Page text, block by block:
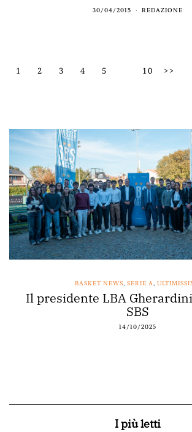
30/04/2015 REDAZIONE
1 2 3 4 5 10 >>
BASKET NEWS,SERIE A, ULTIMISSIME
presidente LBA Gherardini al
14/10/2025
I più letti